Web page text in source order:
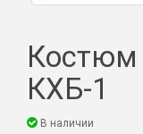
Костюм
КХБ-1
В наличии